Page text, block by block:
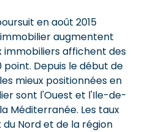
en août 2015
augmentent
immobiliers affichent des
point. Depuis le début de
mieux positionnées en
sont l'Ouest et l'Ile-de-
Méditerranée. Les taux
Nord et de la région